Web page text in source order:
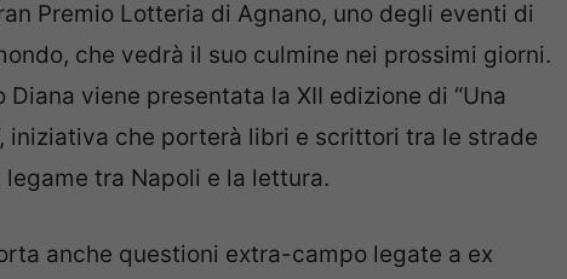
Premio Lotteria di Agnano, uno degli eventi di
che vedrà il suo culmine nei prossimi giorni.
viene presentata la XII edizione di “Una
iniziativa che porterà libri e scrittori tra le strade
tra Napoli e la lettura.
anche questioni extra-campo legate a ex